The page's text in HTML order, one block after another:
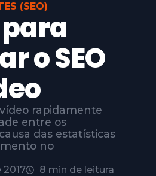
(SEO)
o SEO
rapidamente
entre os
das estatísticas
no
2017 8 min de leitura